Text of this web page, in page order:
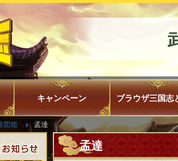
キャンペーン ブラウザ三国志
図鑑 孟達
孟達